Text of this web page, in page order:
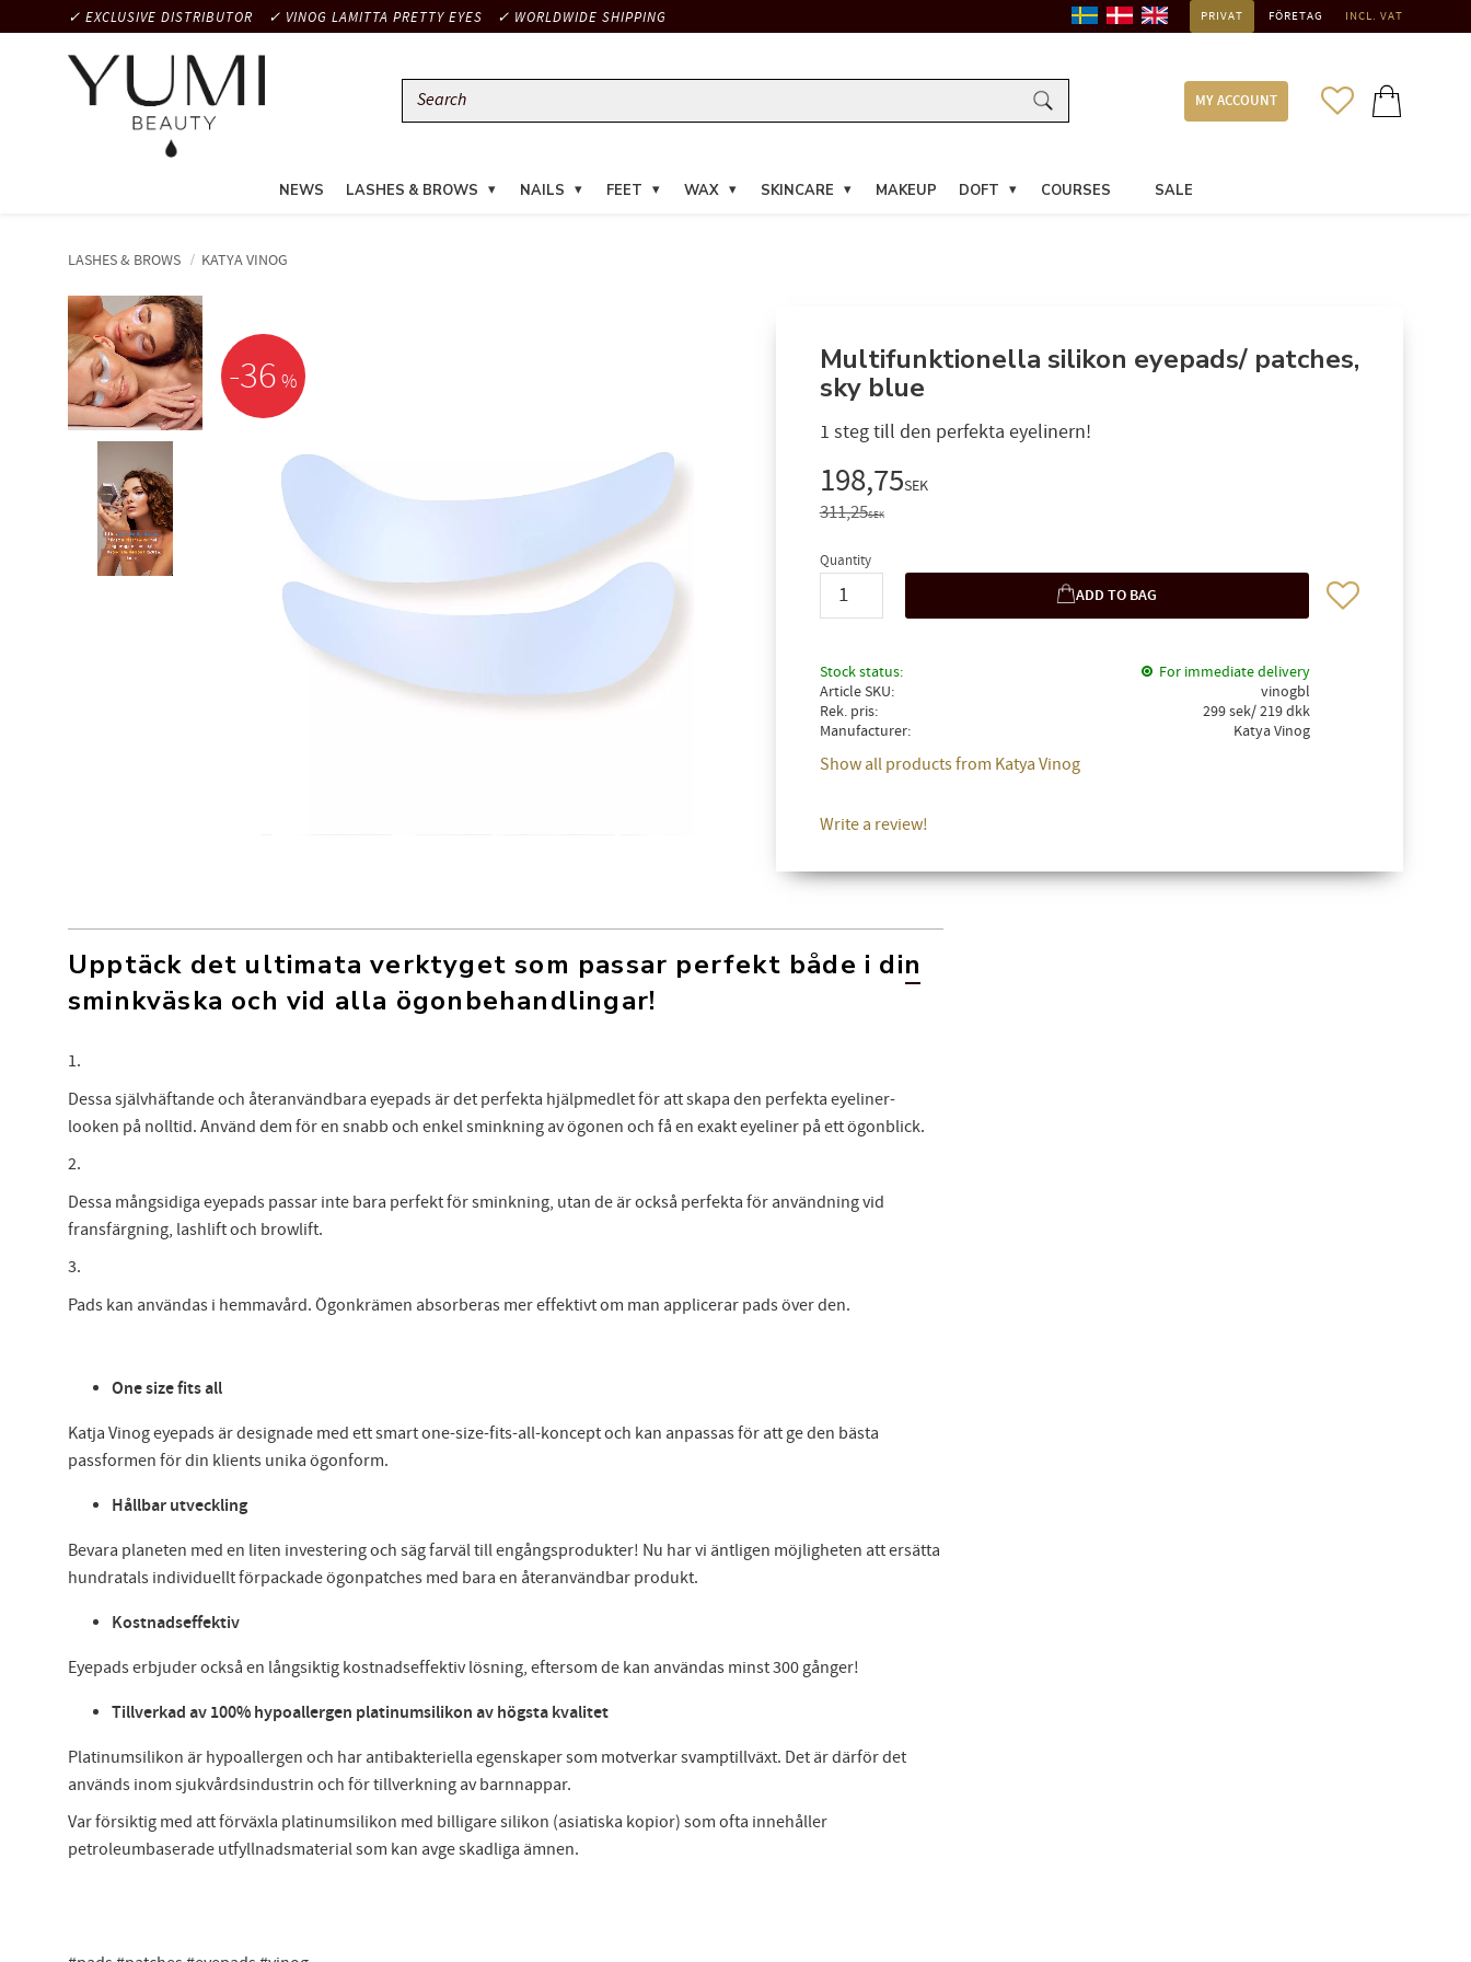
✓ EXCLUSIVE DISTRIBUTOR ✓ VINOG LAMITTA PRETTY EYES ✓ WORLDWIDE SHIPPING PRIVAT FÖRETAG INCL. VAT
MY ACCOUNT FAVORITES
BASKET
NEWS LASHES & BROWS NAILS FEET WAX SKINCARE MAKEUP DOFT COURSES SALE
LASHES & BROWS KATYA VINOG
36 %
Multifunktionella silikon eyepads/ patches,
sky blue
1 steg till den perfekta eyelinern!
Reduced price:
198,75SEK
Original price:
311,25SEK
Quantity
Add to favorites
Stock status
For immediate delivery
Article SKU
vinogbl
Rek. pris
299 sek/ 219 dkk
Manufacturer
Katya Vinog
Show all products from Katya Vinog
Write a review!
Upptäck det ultimata verktyget som passar perfekt både i din
sminkväska och vid alla ögonbehandlingar!
1.
Dessa självhäftande och återanvändbara eyepads är det perfekta hjälpmedlet för att skapa den perfekta eyeliner-
looken på nolltid. Använd dem för en snabb och enkel sminkning av ögonen och få en exakt eyeliner på ett ögonblick.
2.
Dessa mångsidiga eyepads passar inte bara perfekt för sminkning, utan de är också perfekta för användning vid
fransfärgning, lashlift och browlift.
3.
Pads kan användas i hemmavård. Ögonkrämen absorberas mer effektivt om man applicerar pads över den.
One size fits all
Katja Vinog eyepads är designade med ett smart one-size-fits-all-koncept och kan anpassas för att ge den bästa
passformen för din klients unika ögonform.
Hållbar utveckling
Bevara planeten med en liten investering och säg farväl till engångsprodukter! Nu har vi äntligen möjligheten att ersätta
hundratals individuellt förpackade ögonpatches med bara en återanvändbar produkt.
Kostnadseffektiv
Eyepads erbjuder också en långsiktig kostnadseffektiv lösning, eftersom de kan användas minst 300 gånger!
Tillverkad av 100% hypoallergen platinumsilikon av högsta kvalitet
Platinumsilikon är hypoallergen och har antibakteriella egenskaper som motverkar svamptillväxt. Det är därför det
används inom sjukvårdsindustrin och för tillverkning av barnnappar.
Var försiktig med att förväxla platinumsilikon med billigare silikon (asiatiska kopior) som ofta innehåller
petroleumbaserade utfyllnadsmaterial som kan avge skadliga ämnen.
Anmäl dig till nyhetsbrev och få 10% rabatt på din nästa beställning. Passa på
Dina personuppgifter behandlas i enlighet med vårintegritetspolicy